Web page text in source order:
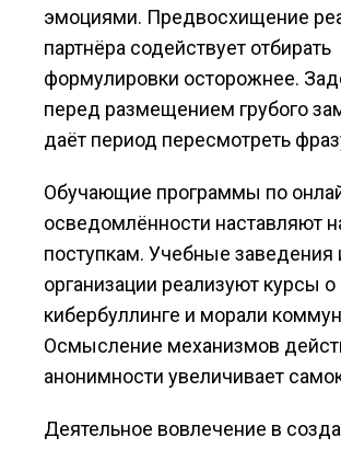
эмоциями. Предвосхищение
партнёра содействует отбирать
формулировки осторожнее.
перед размещением грубого
даёт период пересмотреть
Обучающие программы по
осведомлённости наставляют
поступкам. Учебные заведения
организации реализуют курсы о
кибербуллинге и морали
Осмысление механизмов
анонимности увеличивает
Деятельное вовлечение в